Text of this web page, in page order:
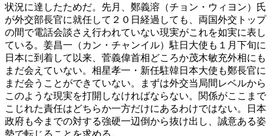
状況に達したためだ。先月、鄭義溶（チョン・ウィヨン）氏
が外交部長官に就任して２０日経過しても、両国外交トップ
の間で電話会談さえ行われていない現実がこれを如実に表し
ている。姜昌一（カン・チャンイル）駐日大使も１月下旬に
日本に到着して以来、菅義偉首相どころか茂木敏充外相にも
まだ会えていない。相星孝一・新任駐韓日本大使も鄭長官に
まだ会うことができていない。まずは外交当局間レベルから
このような現実を打開しなければならない。関係がここまで
こじれた責任はどちらか一方だけにあるわけではない。日本
政府も今までの対する強硬一辺倒から抜け出し、誠意ある姿
勢で転じることを求める。